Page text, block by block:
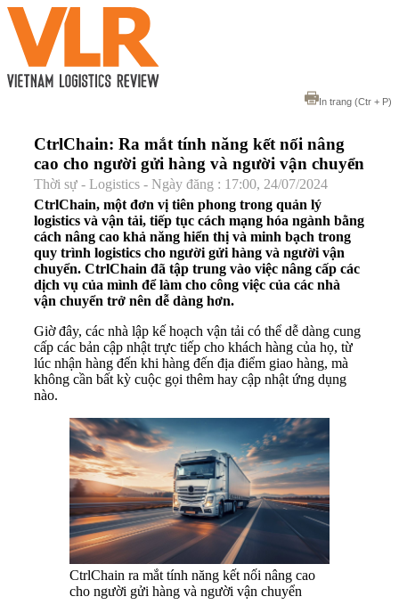
In trang (Ctr + P)
CtrlChain: Ra mắt tính năng kết nối nâng
cao cho người gửi hàng và người vận chuyển
Thời sự - Logistics - Ngày đăng : 17:00, 24/07/2024
CtrlChain, một đơn vị tiên phong trong quản lý
logistics và vận tải, tiếp tục cách mạng hóa ngành bằng
cách nâng cao khả năng hiển thị và minh bạch trong
quy trình logistics cho người gửi hàng và người vận
chuyển. CtrlChain đã tập trung vào việc nâng cấp các
dịch vụ của mình để làm cho công việc của các nhà
vận chuyển trở nên dễ dàng hơn.
Giờ đây, các nhà lập kế hoạch vận tải có thể dễ dàng cung
cấp các bản cập nhật trực tiếp cho khách hàng của họ, từ
lúc nhận hàng đến khi hàng đến địa điểm giao hàng, mà
không cần bất kỳ cuộc gọi thêm hay cập nhật ứng dụng
nào.
CtrlChain ra mắt tính năng kết nối nâng cao
cho người gửi hàng và người vận chuyển